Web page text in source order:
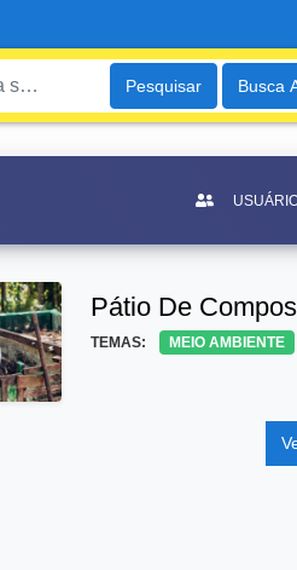
Pesquisar Busca
Pátio De
TEMAS: MEIO AMBIENTE